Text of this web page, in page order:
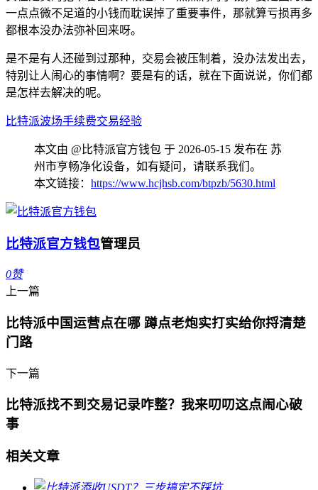
一点点微不足道的小钱而耽误掉了重要事件，那就算亏损再多
都根本没办法弥补回来呀。
是不是有人还碰到过那种，交易会被压制着，没办法发出去，
特别让人闹心的事情啊？要是有的话，就在下面说说，你们都
是怎样去解决的呢。
比特派波场手续费交易经验
本文由 @比特派官方钱包 于 2026-05-15 发布在 苏
州市亨畅净化设备，如有疑问，请联系我们。
本文链接： https://www.hcjhsb.com/btpzb/5630.html
比特派官方钱包管理员
0赞
上一篇
比特派中国运营点在哪 蹲点老炮实打实给你捋清楚
门路
下一篇
比特派找不到交易记录咋整？我来叨叨这点闹心破
事
相关文章